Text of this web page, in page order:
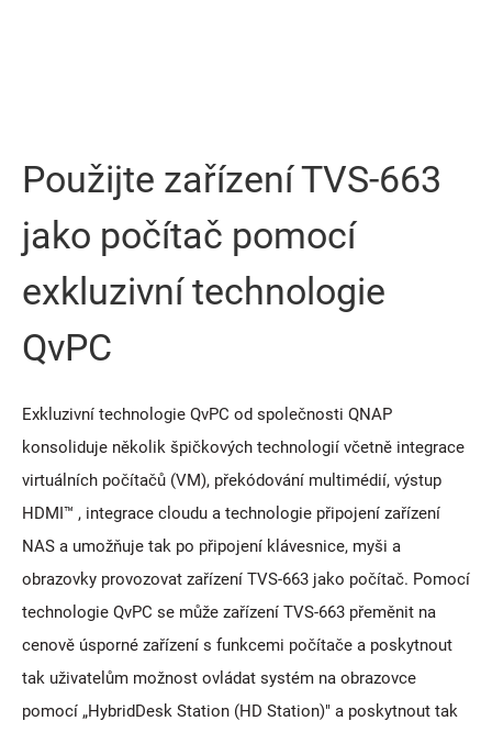
Použijte zařízení TVS-663
jako počítač pomocí
exkluzivní technologie
QvPC
Exkluzivní technologie QvPC od společnosti QNAP
konsoliduje několik špičkových technologií včetně integrace
virtuálních počítačů (VM), překódování multimédií, výstup
HDMI™ , integrace cloudu a technologie připojení zařízení
NAS a umožňuje tak po připojení klávesnice, myši a
obrazovky provozovat zařízení TVS-663 jako počítač. Pomocí
technologie QvPC se může zařízení TVS-663 přeměnit na
cenově úsporné zařízení s funkcemi počítače a poskytnout
tak uživatelům možnost ovládat systém na obrazovce
pomocí „HybridDesk Station (HD Station)" a poskytnout tak